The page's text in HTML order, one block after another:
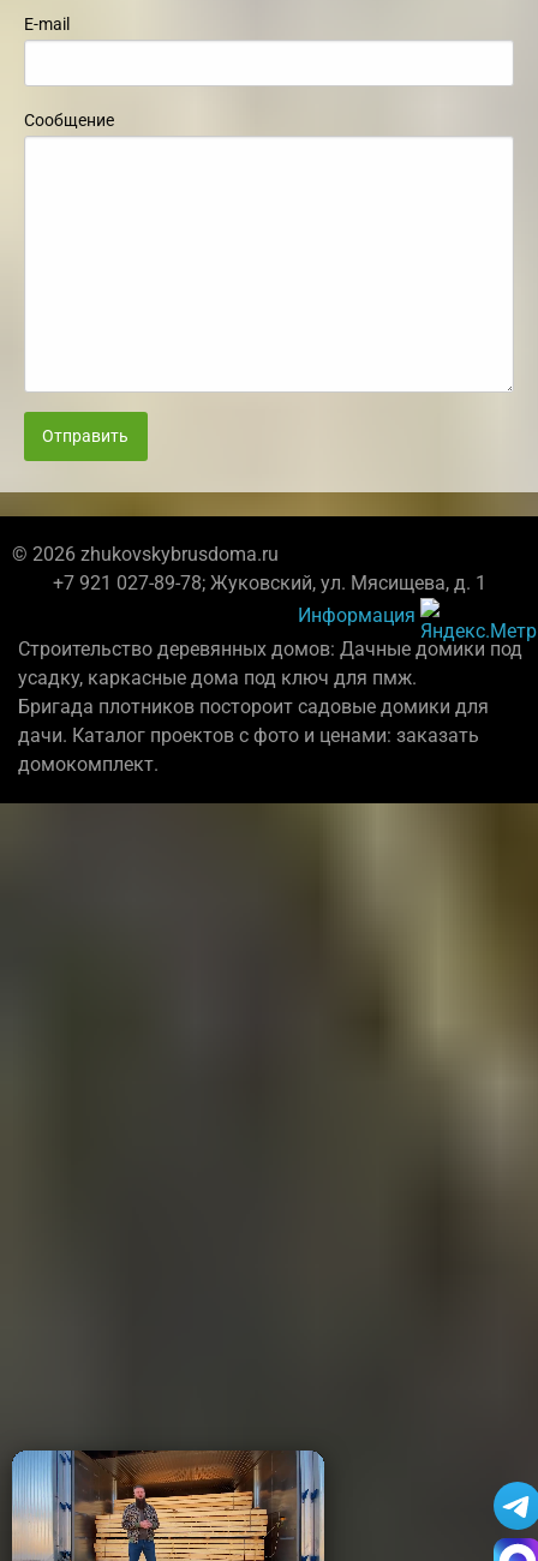
E-mail
Сообщение
Отправить
© 2026 zhukovskybrusdoma.ru
+7 921 027-89-78; Жуковский, ул. Мясищева, д. 1
Информация
Строительство деревянных домов: Дачные домики под
усадку, каркасные дома под ключ для пмж.
Бригада плотников постороит садовые домики для
дачи. Каталог проектов с фото и ценами: заказать
домокомплект.